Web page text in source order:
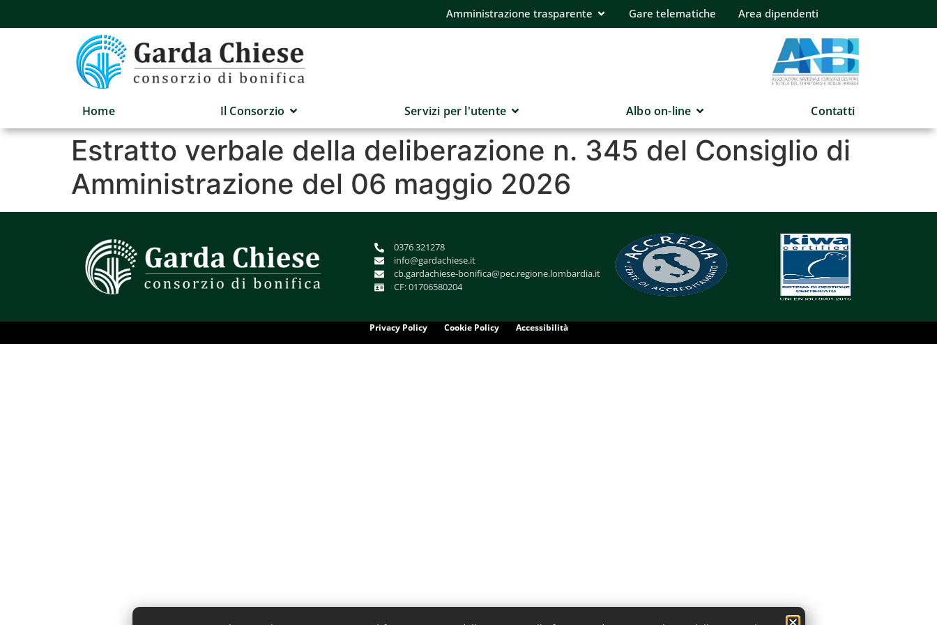
Amministrazione trasparente Gare telematiche Area dipendenti
Home Il Consorzio Servizi per l'utente Albo on-line Contatti
Estratto verbale della deliberazione n. 345 del Consiglio di
Amministrazione del 06 maggio 2026
0376 321278
info@gardachiese.it
cb.gardachiese-bonifica@pec.regione.lombardia.it
CF: 01706580204
Privacy Policy Cookie Policy Accessibilità